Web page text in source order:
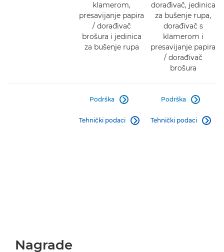
klamerom,
presavijanje papira
/ dorađivač
brošura i jedinica
za bušenje rupa
dorađivač, jedinica
za bušenje rupa,
dorađivač s
klamerom i
presavijanje papira
/ dorađivač
brošura
Podrška 
Tehnički podaci 
Podrška 
Tehnički podaci 
Nagrade